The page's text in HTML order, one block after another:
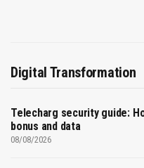
Digital Transformation
Telecharg security guide:
bonus and data
08/08/2026